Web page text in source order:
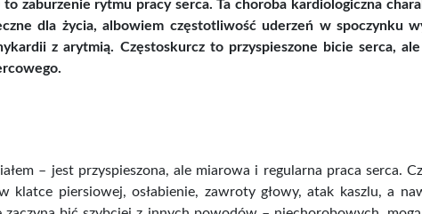
zaburzenie rytmu pracy serca. Ta choroba kardiologiczna
dla życia, albowiem częstotliwość uderzeń w spoczynku
z arytmią. Częstoskurcz to przyspieszone bicie serca,
– jest przyspieszona, ale miarowa i regularna praca serca.
klatce piersiowej, osłabienie, zawroty głowy, atak kaszlu, a